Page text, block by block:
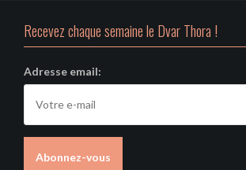
Recevez chaque semaine le Dvar Thora !
Adresse email: